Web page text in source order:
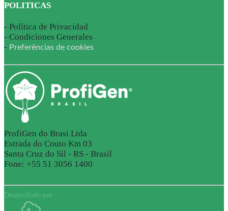
POLITICAS
- Política de Privacidad
- Condiciones Generales
- Preferências de cookies
ProfiGen do Brasi Ltda
Estrada do Couto Km 03
Santa Cruz do Sil - RS - Brasil
Fone: +55 51 3056 1400
Desarrollado por